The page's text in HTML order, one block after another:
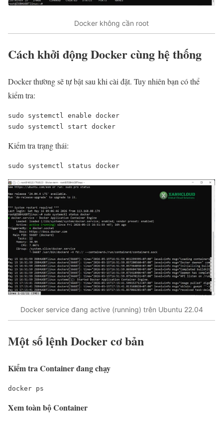
Docker không cần root
Cách khởi động Docker cùng hệ thống
Docker thường sẽ tự bật sau khi cài đặt. Tuy nhiên bạn có thể
kiểm tra:
sudo systemctl enable docker
sudo systemctl start docker
Kiểm tra trạng thái:
sudo systemctl status docker
Docker service đang active (running) trên Ubuntu 22.04
Một số lệnh Docker cơ bản
Kiểm tra Container đang chạy
docker ps
Xem toàn bộ Container